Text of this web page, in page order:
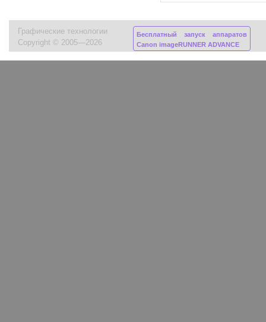
Графические технологии
Copyright © 2005—2026
Бесплатный запуск аппаратов
Canon imageRUNNER ADVANCE